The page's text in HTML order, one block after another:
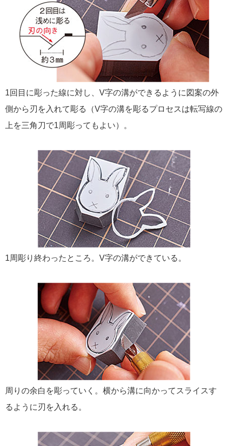
1回目に彫った線に対し、V字の溝ができるように図案の外
側から刃を入れて彫る（V字の溝を彫るプロセスは転写線の
上を三角刀で1周彫ってもよい）。
1周彫り終わったところ。V字の溝ができている。
周りの余白を彫っていく。横から溝に向かってスライスす
るように刃を入れる。